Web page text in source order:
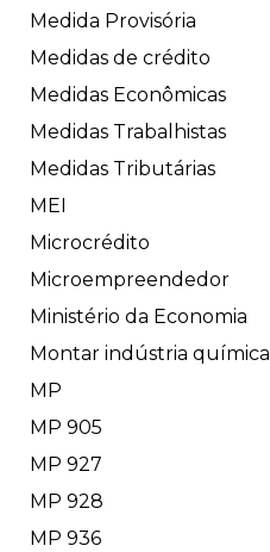
Medida Provisória
Medidas de crédito
Medidas Econômicas
Medidas Trabalhistas
Medidas Tributárias
MEI
Microcrédito
Microempreendedor
Ministério da Economia
Montar indústria química
MP
MP 905
MP 927
MP 928
MP 936